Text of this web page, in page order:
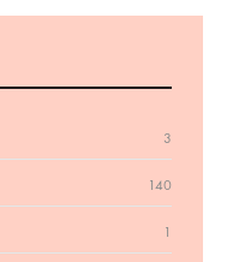
3
140
1